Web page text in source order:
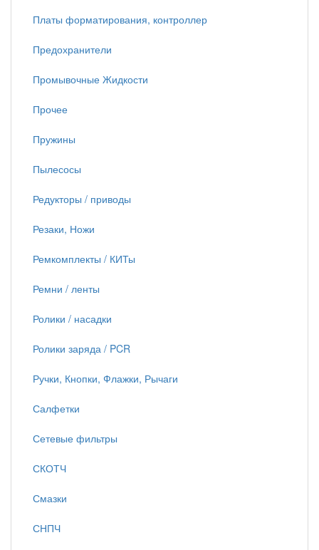
Платы форматирования, контроллер
Предохранители
Промывочные Жидкости
Прочее
Пружины
Пылесосы
Редукторы / приводы
Резаки, Ножи
Ремкомплекты / КИТы
Ремни / ленты
Ролики / насадки
Ролики заряда / PCR
Ручки, Кнопки, Флажки, Рычаги
Салфетки
Сетевые фильтры
СКОТЧ
Смазки
СНПЧ